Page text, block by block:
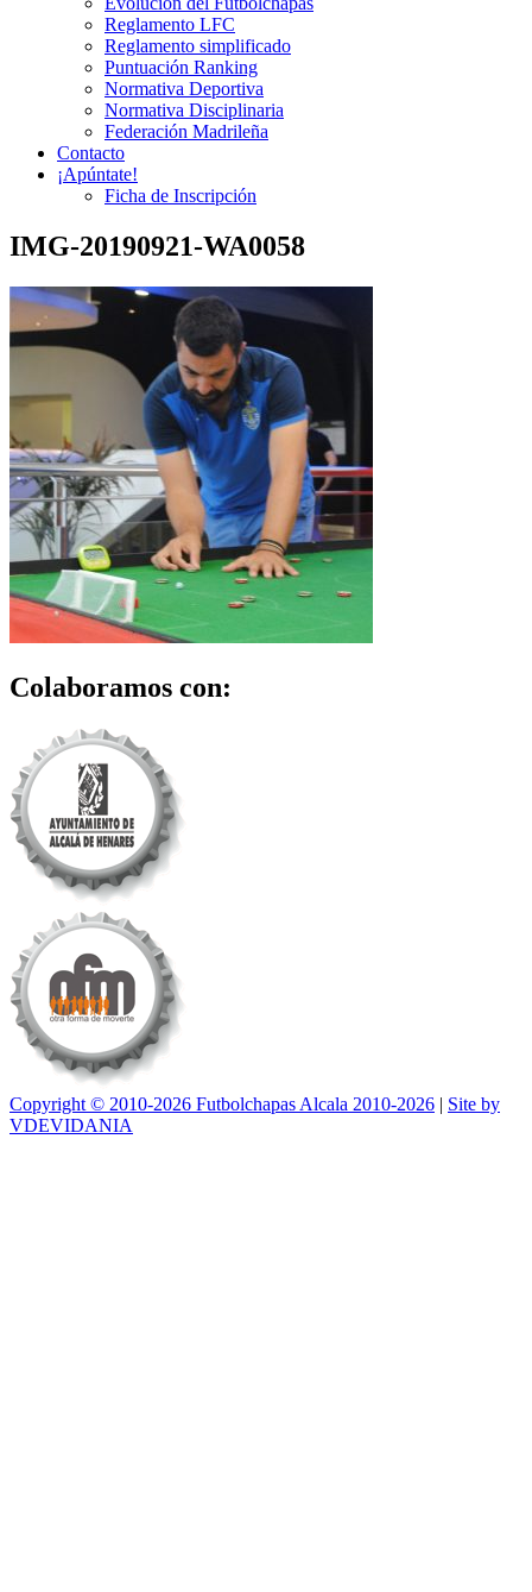
Reglamento LFC
Reglamento simplificado
Puntuación Ranking
Normativa Deportiva
Normativa Disciplinaria
Federación Madrileña
Contacto
¡Apúntate!
Ficha de Inscripción
IMG-20190921-WA0058
Colaboramos con:
Copyright © 2010-2026 Futbolchapas Alcala 2010-2026 | Site by
VDEVIDANIA